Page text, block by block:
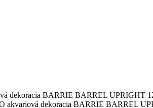
akvariová dekoracia BARRIE BARREL